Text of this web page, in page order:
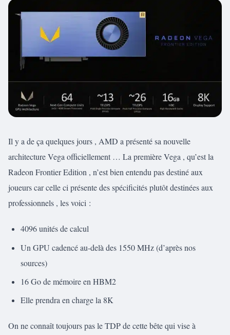
Il y a de ça quelques jours , AMD a présenté sa nouvelle
architecture Vega officiellement … La première Vega , qu’est la
Radeon Frontier Edition , n’est bien entendu pas destiné aux
joueurs car celle ci présente des spécificités plutôt destinées aux
professionnels , les voici :
4096 unités de calcul
Un GPU cadencé au-delà des 1550 MHz (d’après nos
sources)
16 Go de mémoire en HBM2
Elle prendra en charge la 8K
On ne connaît toujours pas le TDP de cette bête qui vise à